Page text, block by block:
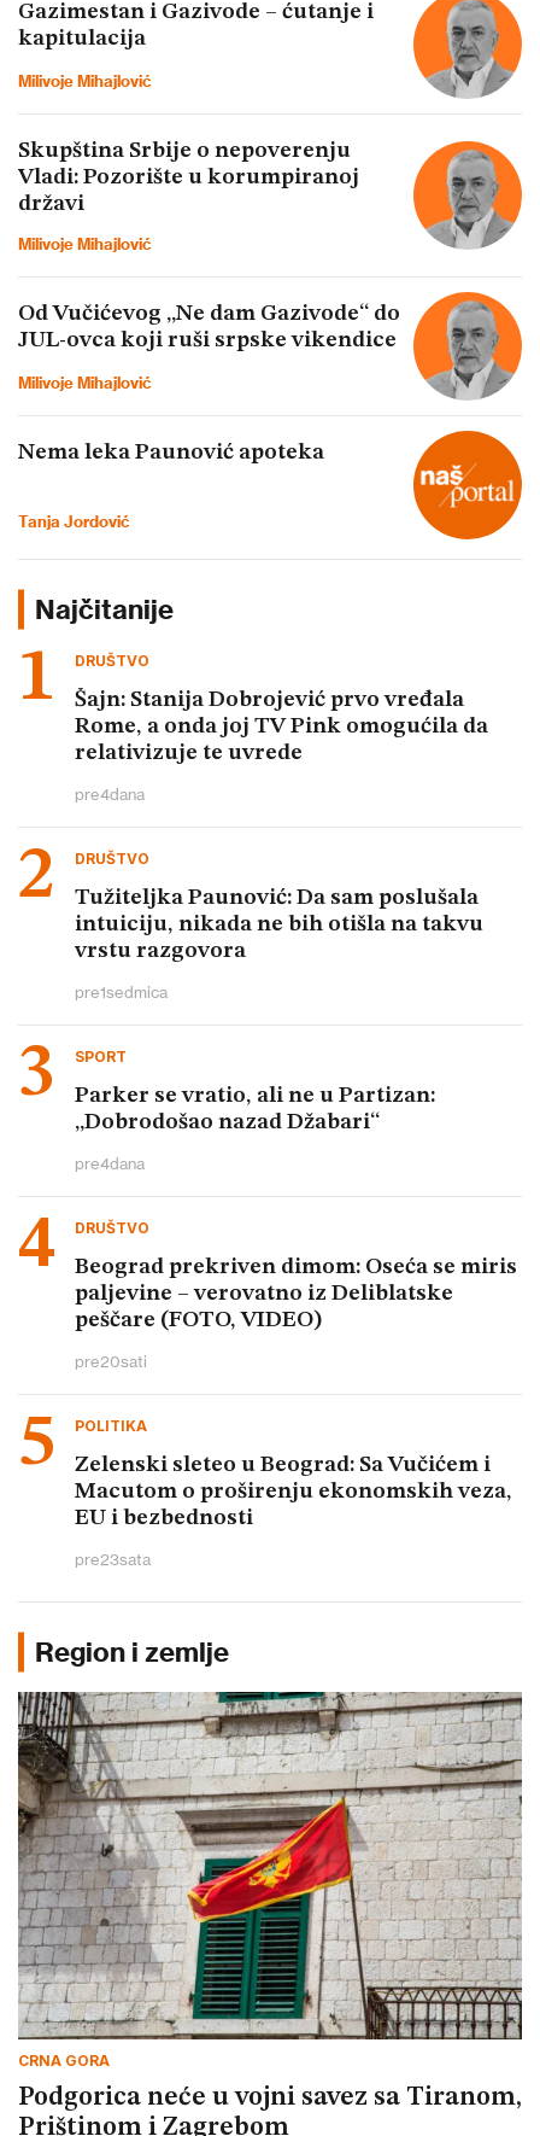
Gazimestan i Gazivode – ćutanje i
kapitulacija
Milivoje Mihajlović
Skupština Srbije o nepoverenju
Vladi: Pozorište u korumpiranoj
državi
Milivoje Mihajlović
Od Vučićevog „Ne dam Gazivode“ do
JUL-ovca koji ruši srpske vikendice
Milivoje Mihajlović
Nema leka Paunović apoteka
Tanja Jordović
Najčitanije
DRUŠTVO
Šajn: Stanija Dobrojević prvo vređala
Rome, a onda joj TV Pink omogućila da
relativizuje te uvrede
pre4dana
DRUŠTVO
Tužiteljka Paunović: Da sam poslušala
intuiciju, nikada ne bih otišla na takvu
vrstu razgovora
pre1sedmica
SPORT
Parker se vratio, ali ne u Partizan:
„Dobrodošao nazad Džabari“
pre4dana
DRUŠTVO
Beograd prekriven dimom: Oseća se miris
paljevine – verovatno iz Deliblatske
peščare (FOTO, VIDEO)
pre20sati
POLITIKA
Zelenski sleteo u Beograd: Sa Vučićem i
Macutom o proširenju ekonomskih veza,
EU i bezbednosti
pre23sata
Region i zemlje
CRNA GORA
Podgorica neće u vojni savez sa Tiranom,
Prištinom i Zagrebom